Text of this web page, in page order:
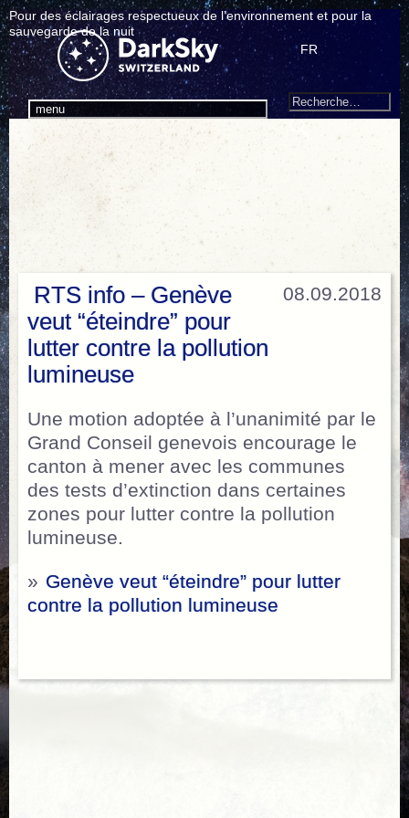
Pour des éclairages respectueux de l’environnement et pour la
sauvegarde de la nuit
menu
FR
Search
Recherche
08.09.2018
RTS info – Genève
veut “éteindre” pour
lutter contre la pollution
lumineuse
Une motion adoptée à l’unanimité par le
Grand Conseil genevois encourage le
canton à mener avec les communes
des tests d’extinction dans certaines
zones pour lutter contre la pollution
lumineuse.
» Genève veut “éteindre” pour lutter
contre la pollution lumineuse